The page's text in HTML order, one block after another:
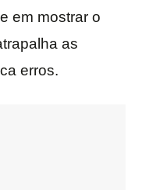
em mostrar o
as
erros.